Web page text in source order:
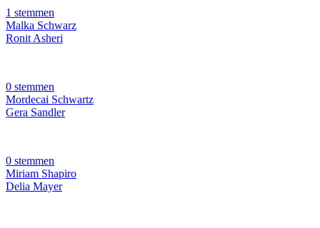
1 stemmen
Malka Schwarz
Ronit Asheri
0 stemmen
Mordecai Schwartz
Gera Sandler
0 stemmen
Miriam Shapiro
Delia Mayer